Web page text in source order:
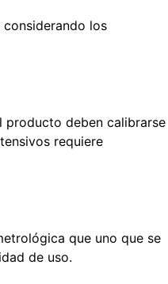
los
producto deben calibrarse
requiere
que uno que se
de uso.